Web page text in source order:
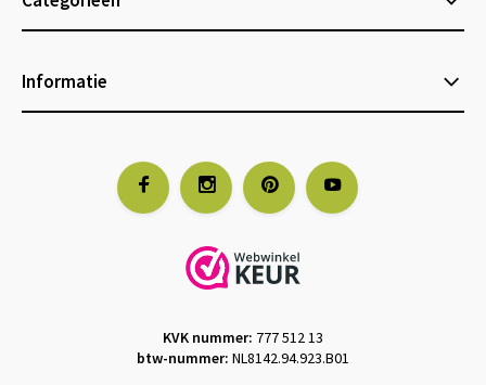
Informatie
KVK nummer: 777 512 13
btw-nummer: NL8142.94.923.B01